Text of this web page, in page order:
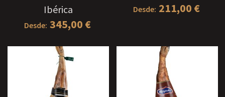
Ibérica
Desde: 345,00 €
Desde: 211,00 €